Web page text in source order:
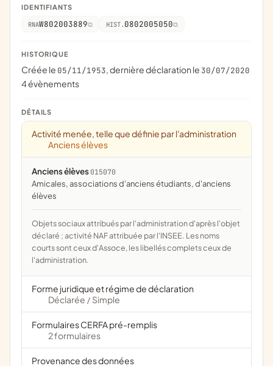
IDENTIFIANTS
RNAW802003889 HIST. 0802005050
HISTORIQUE
Créée le 05/11/1953, dernière déclaration le 30/07/2020
4 évènements
DÉTAILS
Activité menée, telle que définie par l'administration
Anciens élèves
Anciens élèves 015070
amicales, associations d'anciens étudiants, d'anciens
élèves
Objets sociaux attribués par l'administration d'après l'objet
déclaré ; activité NAF attribuée par l'INSEE. Les noms
courts sont ceux d'Assoce, les libellés complets ceux de
l'administration.
Forme juridique et régime de déclaration
Déclarée / Simple
Formulaires CERFA pré-remplis
2 formulaires
Provenance des données